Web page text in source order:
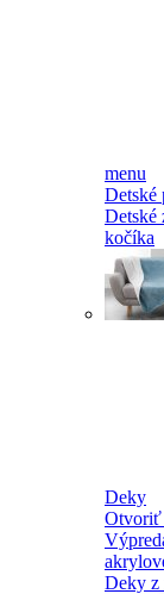
menu
Detské
Detské
kočíka
Deky
Otvoriť
Deky z